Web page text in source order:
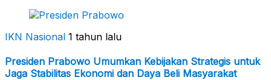
IKN Nasional 1 tahun lalu
Presiden Prabowo Umumkan Kebijakan Strategis untuk
Jaga Stabilitas Ekonomi dan Daya Beli Masyarakat